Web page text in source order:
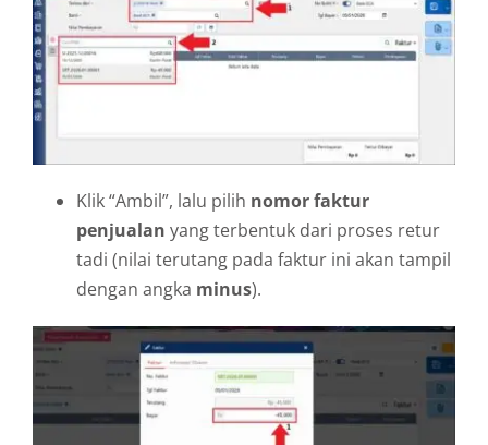
Klik “Ambil”, lalu pilih nomor faktur
penjualan yang terbentuk dari proses retur
tadi (nilai terutang pada faktur ini akan tampil
dengan angka minus).